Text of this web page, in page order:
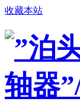
收藏本站